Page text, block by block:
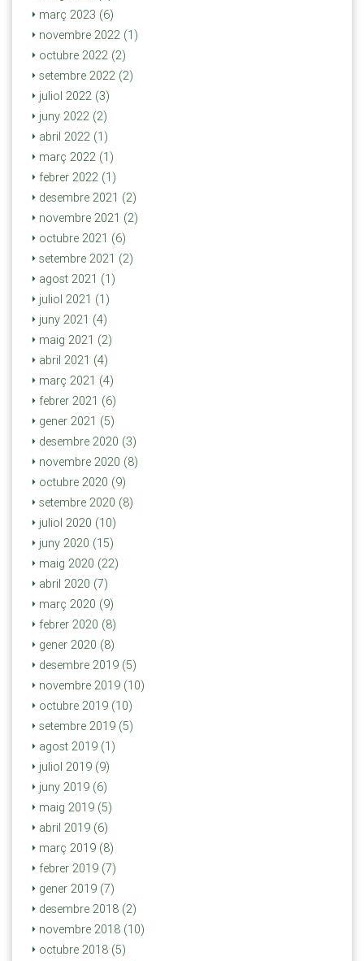
març 2023 (6)
novembre 2022 (1)
octubre 2022 (2)
setembre 2022 (2)
juliol 2022 (3)
juny 2022 (2)
abril 2022 (1)
març 2022 (1)
febrer 2022 (1)
desembre 2021 (2)
novembre 2021 (2)
octubre 2021 (6)
setembre 2021 (2)
agost 2021 (1)
juliol 2021 (1)
juny 2021 (4)
maig 2021 (2)
abril 2021 (4)
març 2021 (4)
febrer 2021 (6)
gener 2021 (5)
desembre 2020 (3)
novembre 2020 (8)
octubre 2020 (9)
setembre 2020 (8)
juliol 2020 (10)
juny 2020 (15)
maig 2020 (22)
abril 2020 (7)
març 2020 (9)
febrer 2020 (8)
gener 2020 (8)
desembre 2019 (5)
novembre 2019 (10)
octubre 2019 (10)
setembre 2019 (5)
agost 2019 (1)
juliol 2019 (9)
juny 2019 (6)
maig 2019 (5)
abril 2019 (6)
març 2019 (8)
febrer 2019 (7)
gener 2019 (7)
desembre 2018 (2)
novembre 2018 (10)
octubre 2018 (5)